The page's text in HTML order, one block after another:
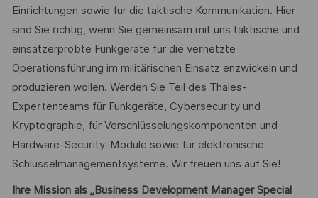
Einrichtungen sowie für die taktische Kommunikation. Hier
sind Sie richtig, wenn Sie gemeinsam mit uns taktische und
einsatzerprobte Funkgeräte für die vernetzte
Operationsführung im militärischen Einsatz enzwickeln und
produzieren wollen. Werden Sie Teil des Thales-
Expertenteams für Funkgeräte, Cybersecurity und
Kryptographie, für Verschlüsselungskomponenten und
Hardware-Security-Module sowie für elektronische
Schlüsselmanagementsysteme. Wir freuen uns auf Sie!
Ihre Mission als „Business Development Manager Special